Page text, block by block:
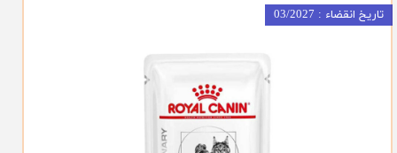
تاریخ انقضاء : 03/2027